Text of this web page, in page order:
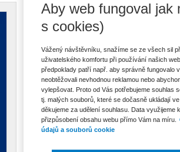
Vydavatel Wolters Kluwer
Autor
Typ publikace monografie
Datum vydání 2/2017
Vazba brožovaná
Počet stran 272
Aby web fungoval jak
s cookies)
Vážený návštěvníku, snažíme se ze všech sil
uživatelského komfortu při používání našich
předpoklady patří např. aby správně fungovalo
neobtěžovali nevhodnou reklamou nebo
vylepšovat. Proto od Vás potřebujeme souhlas
tj. malých souborů, které se dočasně ukládají
děkujeme za udělení souhlasu. Data využijeme
přizpůsobení obsahu webu přímo Vám na míru.
údajů a souborů cookie